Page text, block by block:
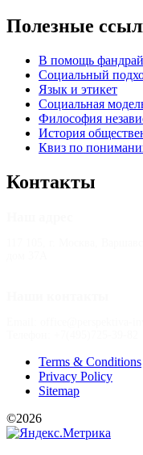
Полезные
В помощь
Социальный
Язык и этикет
Социальная
Философия
История
Квиз по
Контакты
Terms & Conditions
Privacy Policy
Sitemap
©2026